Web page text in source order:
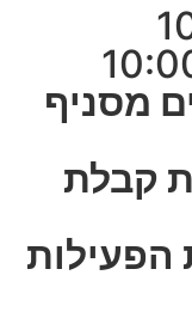
מסניף
קבלת
הפעילות